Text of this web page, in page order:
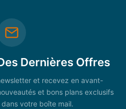
Dernières Offres
et recevez en avant-
et bons plans exclusifs
votre boîte mail.